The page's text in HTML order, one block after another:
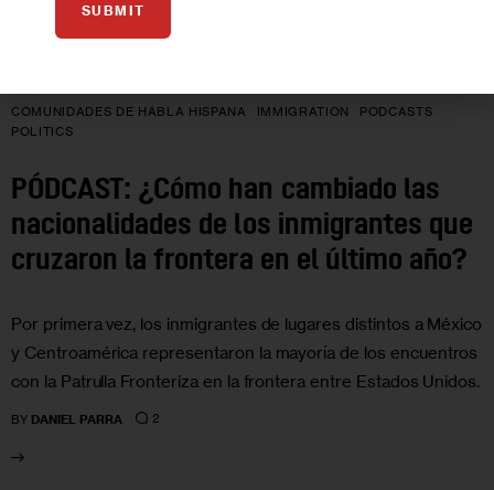
COMUNIDADES DE HABLA HISPANA IMMIGRATION
PODCASTS
POLITICS
PÓDCAST: ¿Cómo han cambiado las
nacionalidades de los inmigrantes que
cruzaron la frontera en el último año?
Por primera vez, los inmigrantes de lugares distintos a México
y Centroamérica representaron la mayoría de los encuentros
con la Patrulla Fronteriza en la frontera entre Estados Unidos.
BY DANIEL PARRA 2
SUBMIT